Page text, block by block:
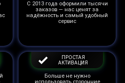
С 2013 года оформили тысячи
заказов — нас ценят за
надёжность и самый удобный
сервис
ПРОСТАЯ
АКТИВАЦИЯ
Больше не нужно